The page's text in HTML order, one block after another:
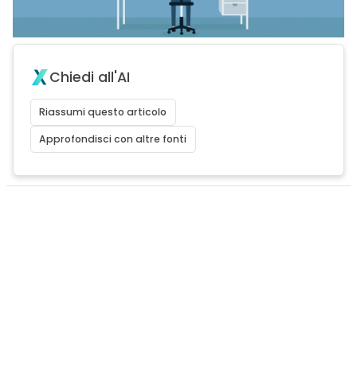
Chiedi all'AI
Riassumi questo articolo
Approfondisci con altre fonti